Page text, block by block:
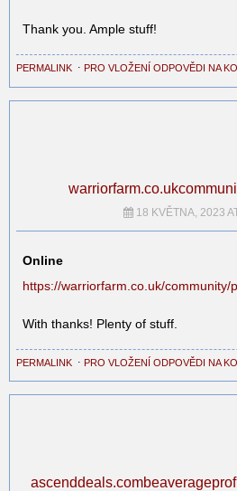
Thank you. Ample stuff!
PERMALINK ⋅ PRO VLOŽENÍ ODPOVĚDI NA
18 KVĚTNA, 2023
Online
https://warriorfarm.co.uk/community/
With thanks! Plenty of stuff.
PERMALINK ⋅ PRO VLOŽENÍ ODPOVĚDI NA